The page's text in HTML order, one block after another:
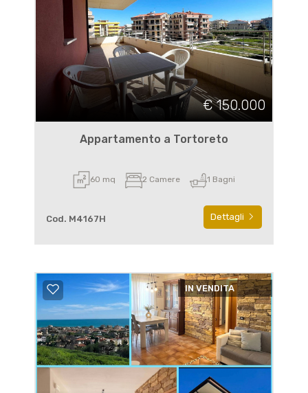
€ 150.000
Appartamento a Tortoreto
60 mq 2 Camere 1 Bagni
Cod. M4167H Dettagli
IN VENDITA